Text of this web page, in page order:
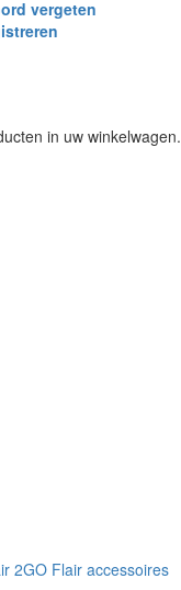
vergeten
in uw winkelwagen.
2GO Flair accessoires